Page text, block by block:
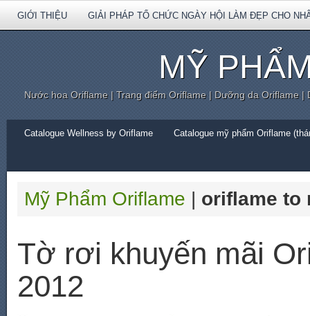
GIỚI THIỆU GIẢI PHÁP TỔ CHỨC NGÀY HỘI LÀM ĐẸP CHO
MỸ
Nước hoa Oriflame | Trang điểm Oriflame | Dưỡng da Oriflame
Catalogue Wellness by Oriflame Catalogue mỹ phẩm Oriflame
Mỹ Phẩm Oriflame | oriflame to
Tờ rơi khuyến mãi
2012